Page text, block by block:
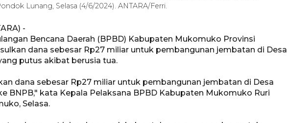
Lunang, Selasa (4/6/2024). ANTARA/Ferri.
-
Bencana Daerah (BPBD) Kabupaten Mukomuko Provinsi
dana sebesar Rp27 miliar untuk pembangunan jembatan di Desa
putus akibat berusia tua.
dana sebesar Rp27 miliar untuk pembangunan jembatan di Desa
BNPB," kata Kepala Pelaksana BPBD Kabupaten Mukomuko Ruri
Selasa.